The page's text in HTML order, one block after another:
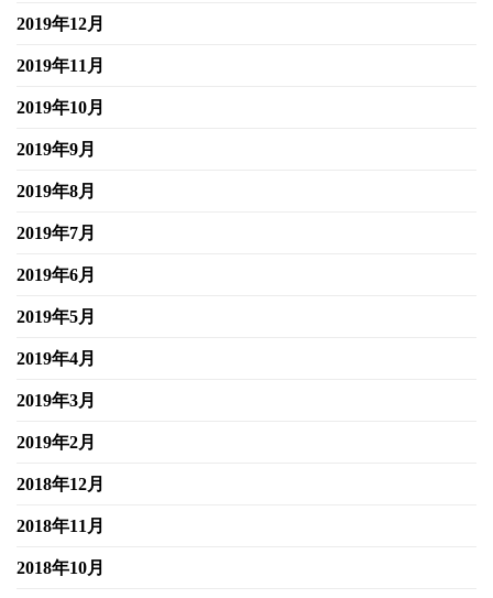
2019年12月
2019年11月
2019年10月
2019年9月
2019年8月
2019年7月
2019年6月
2019年5月
2019年4月
2019年3月
2019年2月
2018年12月
2018年11月
2018年10月